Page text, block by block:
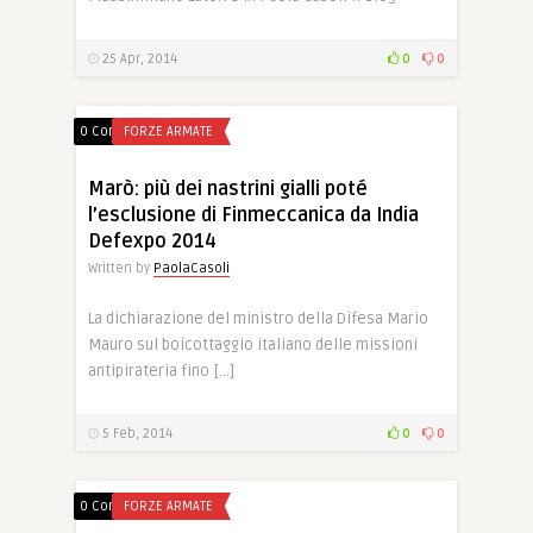
25 Apr, 2014 0 0
0 CommentsFORZE ARMATE
Marò: più dei nastrini gialli poté
l’esclusione di Finmeccanica da India
Defexpo 2014
Written by PaolaCasoli
La dichiarazione del ministro della Difesa Mario
Mauro sul boicottaggio italiano delle missioni
antipirateria fino […]
5 Feb, 2014 0 0
0 CommentsFORZE ARMATE